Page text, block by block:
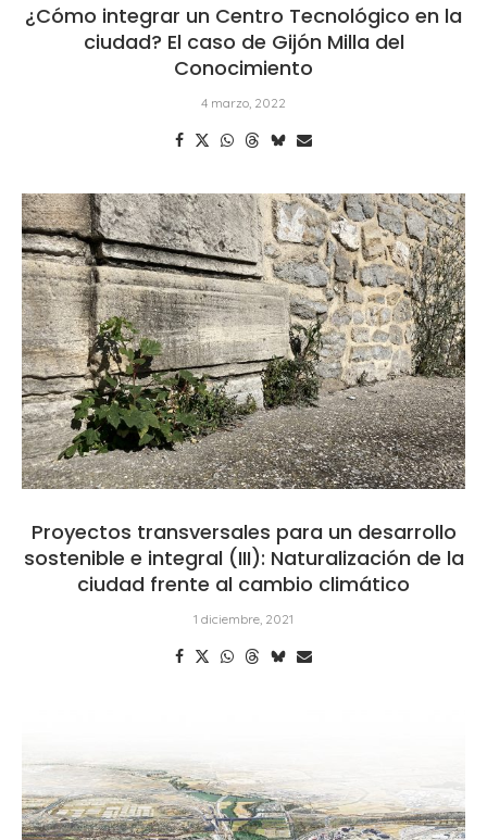
¿Cómo integrar un Centro Tecnológico en la
ciudad? El caso de Gijón Milla del
Conocimiento
4 marzo, 2022
Proyectos transversales para un desarrollo
sostenible e integral (III): Naturalización de la
ciudad frente al cambio climático
1 diciembre, 2021